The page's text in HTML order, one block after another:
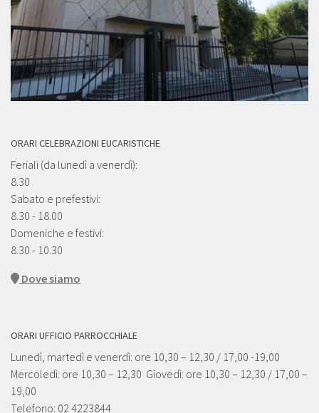
ORARI CELEBRAZIONI EUCARISTICHE
Feriali (da lunedì a venerdì):
8.30
Sabato e prefestivi:
8.30 - 18.00
Domeniche e festivi:
8.30 - 10.30
Dove siamo
ORARI UFFICIO PARROCCHIALE
Lunedì, martedì e venerdì: ore 10,30 – 12,30 / 17,00 -19,00
Mercoledì: ore 10,30 – 12,30 Giovedì: ore 10,30 – 12,30 / 17,00 –
19,00
Telefono: 02 4223844